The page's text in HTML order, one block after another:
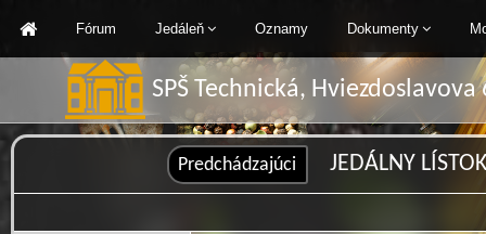
Fórum Jedáleň Oznamy Dokumenty
SPŠ Technická,
JEDÁLNY